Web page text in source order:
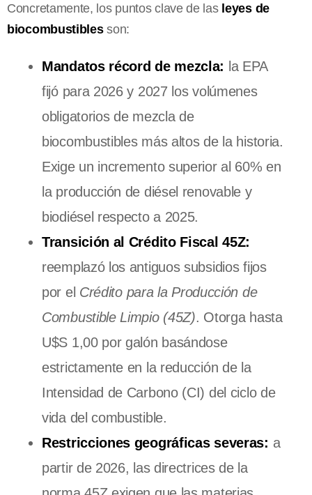
Concretamente, los puntos clave de lasleyes de
biocombustiblesson:
Mandatos récord de mezcla: la EPA
fijó para 2026 y 2027 los volúmenes
obligatorios de mezcla de
biocombustibles más altos de la historia.
Exige un incremento superior al 60% en
la producción de diésel renovable y
biodiésel respecto a 2025.
Transición al Crédito Fiscal 45Z:
reemplazó los antiguos subsidios fijos
por el Crédito para la Producción de
Combustible Limpio (45Z). Otorga hasta
U$S 1,00 por galón basándose
estrictamente en la reducción de la
Intensidad de Carbono (CI) del ciclo de
vida del combustible.
Restricciones geográficas severas: a
partir de 2026, las directrices de la